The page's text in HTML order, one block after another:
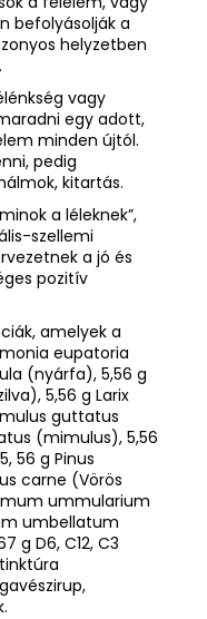
befolyásolják a
helyzetben
vagy
egy adott,
minden újtól.
pedig
kitartás.
a léleknek”,
szellemi
a jó és
pozitív
amelyek a
eupatoria
(nyárfa), 5,56 g
5,56 g Larix
guttatus
(mimulus), 5,56
56 g Pinus
carne (Vörös
ummularium
umbellatum
g D6, C12, C3